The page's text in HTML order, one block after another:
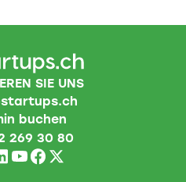
SIE UNS
buchen
269 30 80